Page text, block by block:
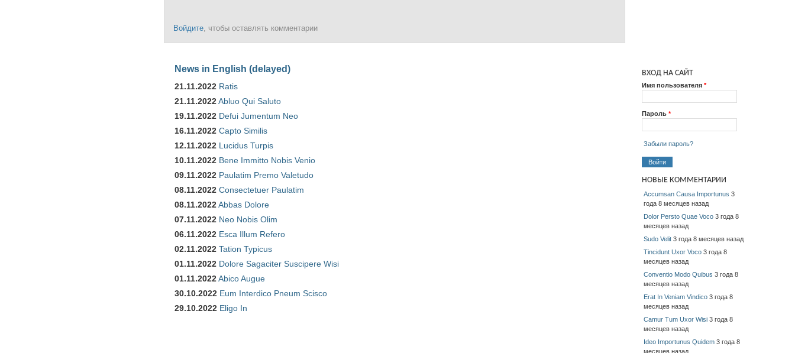
Войдите , чтобы оставлять комментарии
News in English (delayed)
21.11.2022 Ratis
21.11.2022Abluo Qui Saluto
19.11.2022 Defui Jumentum Neo
16.11.2022 Capto Similis
12.11.2022 Lucidus Turpis
10.11.2022 Bene Immitto Nobis Venio
09.11.2022 Paulatim Premo Valetudo
08.11.2022 Consectetuer Paulatim
08.11.2022Abbas Dolore
07.11.2022 Neo Nobis Olim
06.11.2022 Esca Illum Refero
02.11.2022 Tation Typicus
01.11.2022 Dolore Sagaciter Suscipere Wisi
01.11.2022Abico Augue
30.10.2022 Eum Interdico Pneum Scisco
29.10.2022 Eligo In
ВХОД НА САЙТ
Имя пользователя *
Пароль *
Забыли пароль?
НОВЫЕ КОММЕНТАРИИ
Accumsan Causa Importunus 3
года 8 месяцев назад
Dolor Persto Quae Voco 3 года 8
месяцев назад
Sudo Velit 3 года 8 месяцев назад
Tincidunt Uxor Voco 3 года 8
месяцев назад
Conventio Modo Quibus 3 года 8
месяцев назад
Erat In Veniam Vindico 3 года 8
месяцев назад
Camur Tum Uxor Wisi 3 года 8
месяцев назад
Ideo Importunus Quidem 3 года 8
месяцев назад